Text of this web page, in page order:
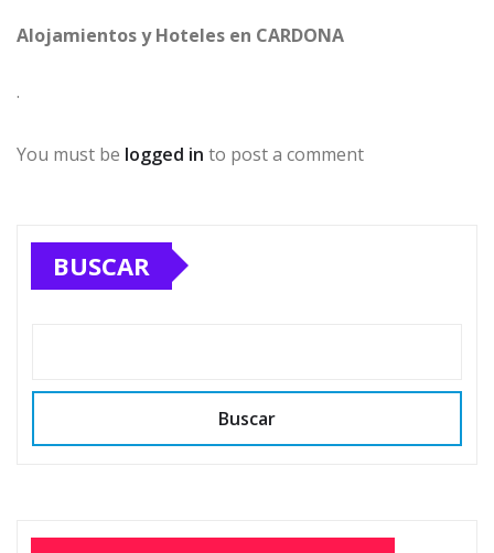
Alojamientos y Hoteles en CARDONA
.
You must be logged in to post a comment
BUSCAR
Buscar